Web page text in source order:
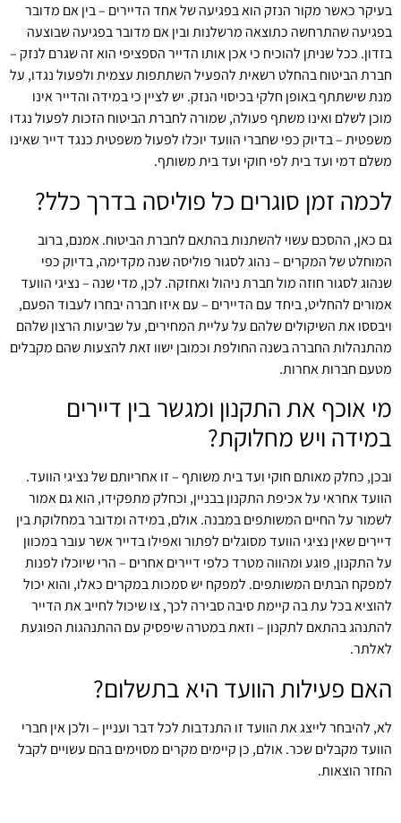
בעיקר כאשר מקור הנזק הוא בפגיעה של אחד הדיירים – בין אם מדובר
בפגיעה שהתרחשה כתוצאה מרשלנות ובין אם מדובר בפגיעה שבוצעה
בזדון. ככל שניתן להוכיח כי אכן אותו הדייר הספציפי הוא זה שגרם לנזק –
חברת הביטוח בהחלט רשאית להפעיל השתתפות עצמית ולפעול נגדו, על
מנת שישתתף באופן חלקי בכיסוי הנזק. יש לציין כי במידה והדייר אינו
מוכן לשלם ואינו משתף פעולה, שמורה לחברת הביטוח הזכות לפעול נגדו
משפטית – בדיוק כפי שחברי הוועד יוכלו לפעול משפטית כנגד דייר שאינו
משלם דמי ועד בית לפי חוקי ועד בית משותף.
לכמה זמן סוגרים כל פוליסה בדרך כלל?
גם כאן, ההסכם עשוי להשתנות בהתאם לחברת הביטוח. אמנם, ברוב
המוחלט של המקרים – נהוג לסגור פוליסה שנה מקדימה, בדיוק כפי
שנהוג לסגור חוזה מול חברת ניהול ואחזקה. לכן, מדי שנה – נציגי הוועד
אמורים להחליט, ביחד עם הדיירים – עם איזו חברה יבחרו לעבוד הפעם,
ויבססו את השיקולים שלהם על עליית המחירים, על שביעות הרצון שלהם
מהתנהלות החברה בשנה החולפת וכמובן ישוו זאת להצעות שהם מקבלים
מטעם חברות אחרות.
מי אוכף את התקנון ומגשר בין דיירים
במידה ויש מחלוקת?
ובכן, כחלק מאותם חוקי ועד בית משותף – זו אחריותם של נציגי הוועד.
הוועד אחראי על אכיפת התקנון בבניין, וכחלק מתפקידו, הוא גם אמור
לשמור על החיים המשותפים במבנה. אולם, במידה ומדובר במחלוקת בין
דיירים שאין נציגי הוועד מסוגלים לפתור ואפילו בדייר אשר עובר במכוון
על התקנון, פוגע ומהווה מטרד כלפי דיירים אחרים – הרי שיוכלו לפנות
למפקח הבתים המשותפים. למפקח יש סמכות במקרים כאלו, והוא יכול
להוציא בכל עת בה קיימת סיבה סבירה לכך, צו שיכול לחייב את הדייר
להתנהג בהתאם לתקנון – וזאת במטרה שיפסיק עם ההתנהגות הפוגעת
לאלתר.
האם פעילות הוועד היא בתשלום?
לא, להיבחר לייצג את הוועד זו התנדבות לכל דבר ועניין – ולכן אין חברי
הוועד מקבלים שכר. אולם, כן קיימים מקרים מסוימים בהם עשויים לקבל
החזר הוצאות.